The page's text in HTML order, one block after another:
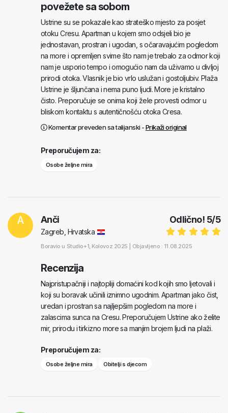
povežete sa sobom
Ustrine su se pokazale kao strateško mjesto za posjet
otoku Cresu. Apartman u kojem smo odsjeli bio je
jednostavan, prostran i ugodan, s očaravajućim pogledom
na more i opremljen svime što nam je trebalo za odmor koji
nam je usporio tempo i omogućio nam da uživamo u divljoj
prirodi otoka. Vlasnik je bio vrlo uslužan i gostoljubiv. Plaža
Ustrine je šljunčana i nema puno ljudi. More je kristalno
čisto. Preporučuje se onima koji žele provesti odmor u
bliskom kontaktu s autentičnošću otoka Cresa.
Komentar preveden sa talijanski -Prikaži original
Preporučujem za:
Osobe željne mira
A Odlično! 5/5
Anči
Zagreb, Hrvatska
Boravio u Studio+1, Kolovoz 2025 | Objavljeno : 11.08.2025
Recenzija
Najpristupačniji i najtopliji domaćini kod kojih smo ljetovali i
koji su boravak učinili iznimno ugodnim. Apartman jako čist,
uredan i prostran sa najljepšim pogledom na more i
zalascima sunca na Cresu. Preporučujem Ustrine ako želite
mir, prirodu i tirkizno more sa manjim brojem ljudi na plaži.
Preporučujem za:
Osobe željne mira Obitelji s djecom